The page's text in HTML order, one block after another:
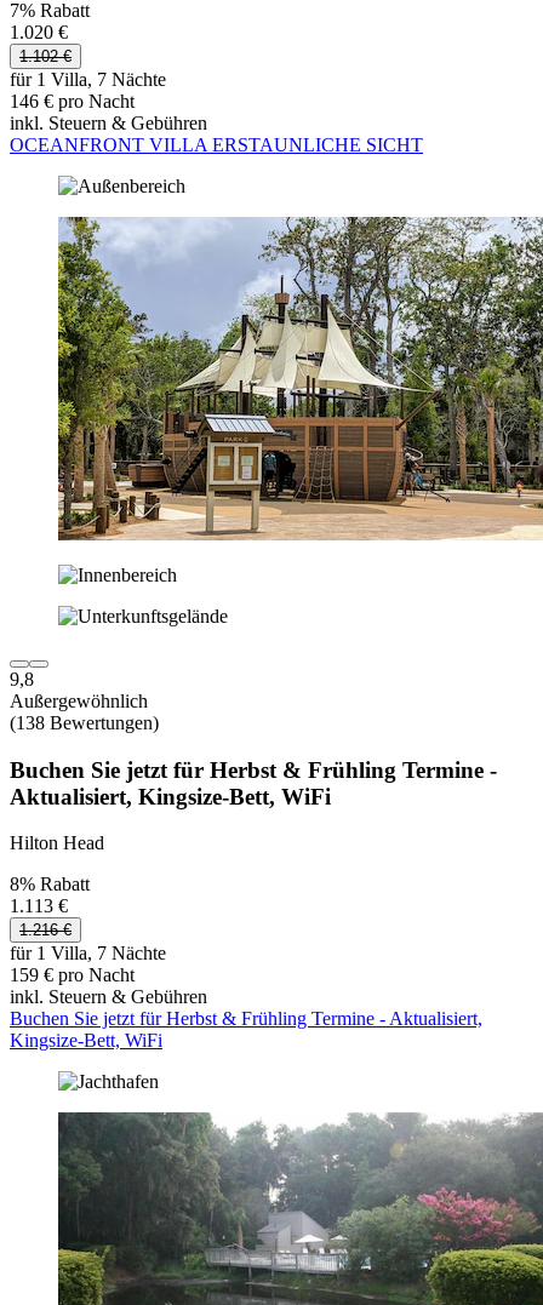
7% Rabatt
1.020 €
1.102 €
für 1 Villa, 7 Nächte
146 € pro Nacht
inkl. Steuern & Gebühren
OCEANFRONT VILLA ERSTAUNLICHE SICHT
9,8
Außergewöhnlich
(138 Bewertungen)
Buchen Sie jetzt für Herbst & Frühling Termine -
Aktualisiert, Kingsize-Bett, WiFi
Hilton Head
8% Rabatt
1.113 €
1.216 €
für 1 Villa, 7 Nächte
159 € pro Nacht
inkl. Steuern & Gebühren
Buchen Sie jetzt für Herbst & Frühling Termine - Aktualisiert,
Kingsize-Bett, WiFi